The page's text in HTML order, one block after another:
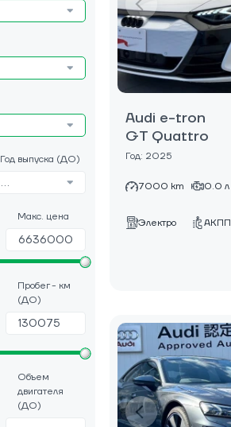
Год выпуска (ДО)
...
Макс. цена
Пробег - км
(ДО)
Объем
двигателя
(ДО)
Audi e-tron
GT Quattro
Год: 2025
7000 km 0.0 л
Электро АКПП